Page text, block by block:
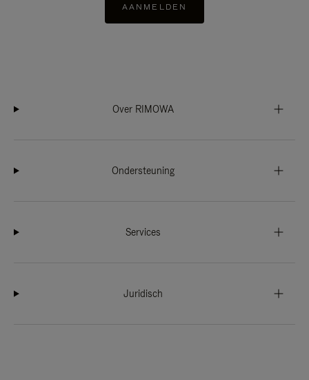
AANMELDEN
Over RIMOWA
Ondersteuning
Services
Juridisch